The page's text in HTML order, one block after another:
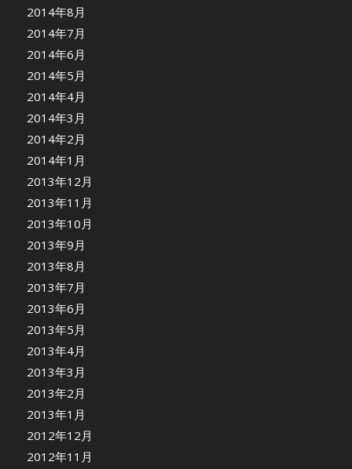
2014年8月
2014年7月
2014年6月
2014年5月
2014年4月
2014年3月
2014年2月
2014年1月
2013年12月
2013年11月
2013年10月
2013年9月
2013年8月
2013年7月
2013年6月
2013年5月
2013年4月
2013年3月
2013年2月
2013年1月
2012年12月
2012年11月